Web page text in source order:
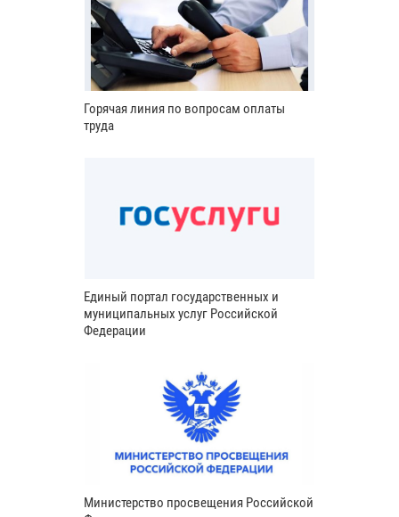
Горячая линия по вопросам оплаты
труда
Единый портал государственных и
муниципальных услуг Российской
Федерации
Министерство просвещения Российской